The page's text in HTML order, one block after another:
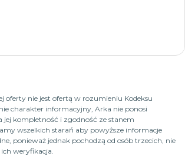
oferty nie jest ofertą w rozumieniu Kodeksu
charakter informacyjny, Arka nie ponosi
jej kompletność i zgodność ze stanem
wszelkich starań aby powyższe informacje
ponieważ jednak pochodzą od osób trzecich, nie
weryfikacja.